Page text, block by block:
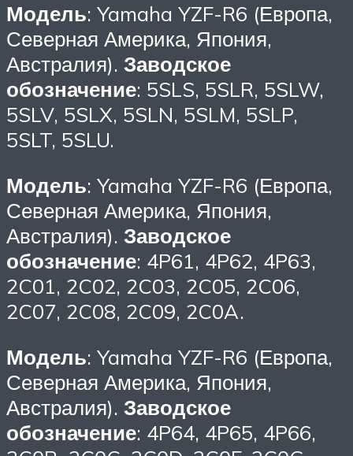
Модель: Yamaha YZF-R6 (Европа,
Северная Америка, Япония,
Австралия). Заводское
обозначение: 5SLS, 5SLR, 5SLW,
5SLV, 5SLX, 5SLN, 5SLM, 5SLP,
5SLT, 5SLU.
Модель: Yamaha YZF-R6 (Европа,
Северная Америка, Япония,
Австралия). Заводское
обозначение: 4P61, 4P62, 4P63,
2C01, 2C02, 2C03, 2C05, 2C06,
2C07, 2C08, 2C09, 2C0A.
Модель: Yamaha YZF-R6 (Европа,
Северная Америка, Япония,
Австралия). Заводское
обозначение: 4P64, 4P65, 4P66,